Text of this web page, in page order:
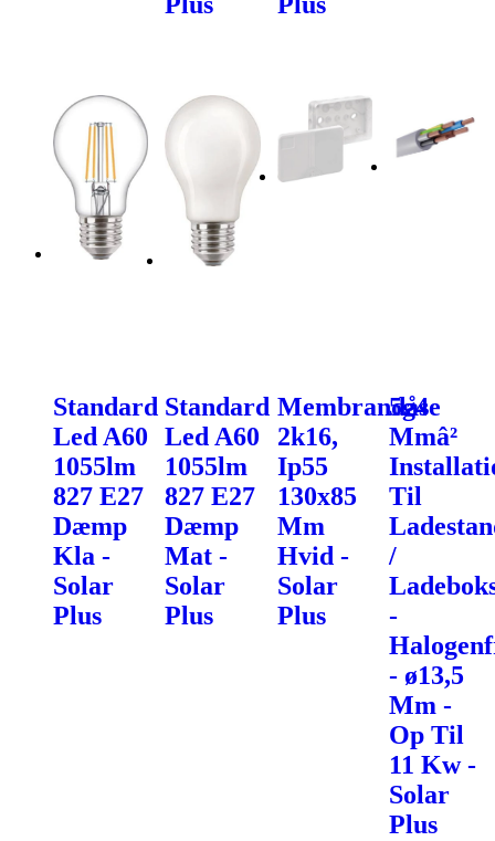
Standard
Led A60
1055lm
827 E27
Dæmp
Kla -
Solar
Plus
Standard
Led A60
1055lm
827 E27
Dæmp
Mat -
Solar
Plus
Membrandåse
2k16,
Ip55
130x85
Mm
Hvid -
Solar
Plus
5g4
Mmâ²
Til
/
-
- ø13,5
Mm -
Op Til
11 Kw -
Solar
Plus